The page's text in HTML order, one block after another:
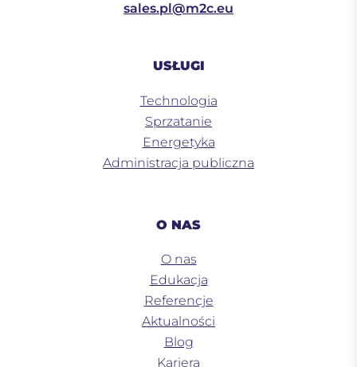
sales.pl@m2c.eu
USŁUGI
Technologia
Sprzatanie
Energetyka
Administracja publiczna
O NAS
O nas
Edukacja
Referencje
Aktualności
Blog
Kariera